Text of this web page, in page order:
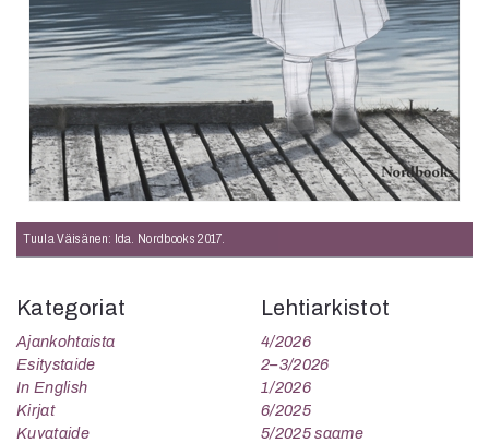
Tuula Väisänen: Ida. Nordbooks 2017.
Kategoriat
Ajankohtaista
Esitystaide
In English
Kirjat
Kuvataide
Lehtiarkistot
4/2026
2–3/2026
1/2026
6/2025
5/2025 saame